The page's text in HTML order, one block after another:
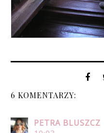
6 KOMENTARZY:
PETRA BLUSZCZ